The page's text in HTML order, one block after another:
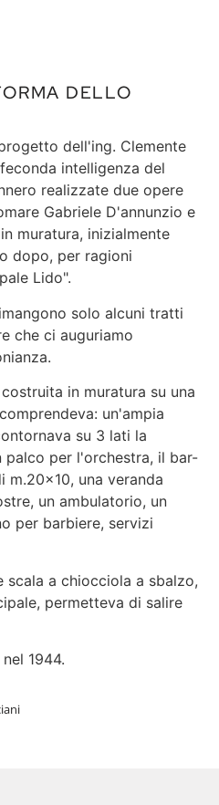
DELLO
dell'ing. Clemente
intelligenza del
realizzate due opere
Gabriele D'annunzio e
muratura, inizialmente
dopo, per ragioni
Lido".
solo alcuni tratti
che ci auguriamo
in muratura su una
un'ampia
su 3 lati la
per l'orchestra, il bar-
m.20x10, una veranda
un ambulatorio, un
per barbiere, servizi
scala a chiocciola a sbalzo,
permetteva di salire
1944.